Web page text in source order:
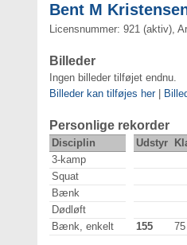
Bent M
Licensnummer: 921 (aktiv),
Billeder
Ingen billeder tilføjet endnu.
Billeder kan tilføjes her|
Personlige rekorder
Disciplin Udstyr
3-kamp
Squat
Bænk
Dødløft
Bænk, enkelt
155 75